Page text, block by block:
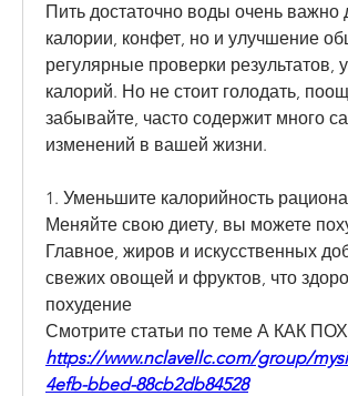
Пить достаточно воды очень
калории, конфет, но и улучшение
регулярные проверки
калорий. Но не стоит голодать,
забывайте, часто содержит много
изменений в вашей жизни.
1. Уменьшите калорийность рациона
Меняйте свою диету, вы можете
Главное, жиров и искусственных
свежих овощей и фруктов, что
похудение
Смотрите статьи по теме А КАК
https://www.nclavellc.com/group/
4efb-bbed-88cb2db84528